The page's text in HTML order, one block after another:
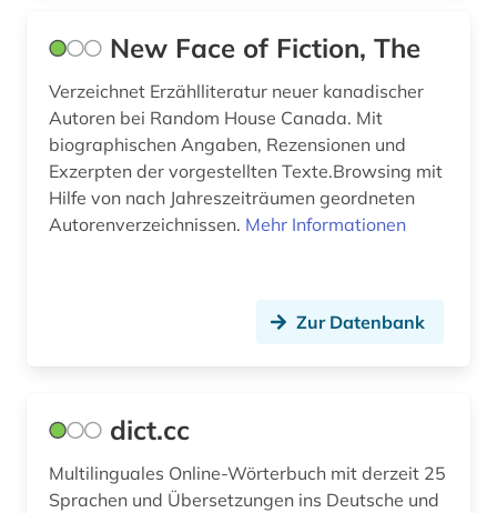
geschichte 1700-1800 (1)
geschichte 1755-1773 (1)
geschichte 1900-2000 (3)
grammatik (4)
New Face of Fiction, The
Verzeichnet Erzählliteratur neuer kanadischer
Autoren bei Random House Canada. Mit
biographischen Angaben, Rezensionen und
Exzerpten der vorgestellten Texte.Browsing mit
Hilfe von nach Jahreszeiträumen geordneten
Autorenverzeichnissen. Mehr Informationen
Zur Datenbank
dict.cc
Multilinguales Online-Wörterbuch mit derzeit 25
Sprachen und Übersetzungen ins Deutsche und